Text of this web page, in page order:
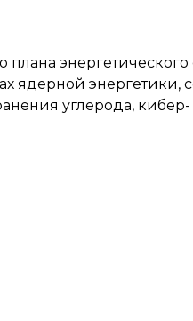
энергетического
ядерной энергетики,
углерода,